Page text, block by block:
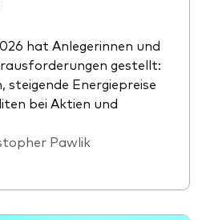
hat Anlegerinnen und
gestellt:
steigende Energiepreise
bei Aktien und
Pawlik